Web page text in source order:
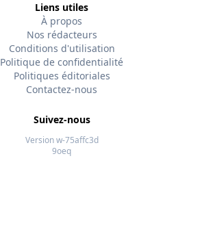
Liens utiles
À propos
Nos rédacteurs
Conditions d'utilisation
Politique de confidentialité
Politiques éditoriales
Contactez-nous
Suivez-nous
Version w-75affc3d
9oeq